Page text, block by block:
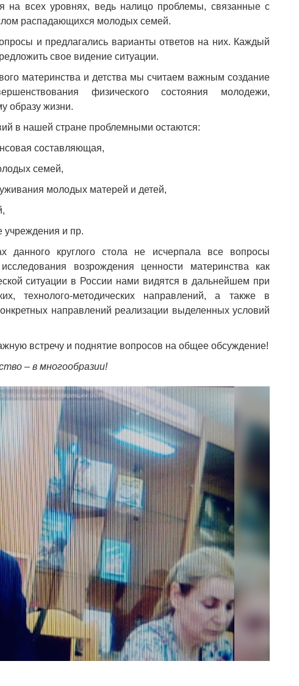
на всех уровнях, ведь налицо проблемы, связанные с
распадающихся молодых семей.
и предлагались варианты ответов на них. Каждый
свое видение ситуации.
материнства и детства мы считаем важным создание
физического состояния молодежи,
образу жизни.
в нашей стране проблемными остаются:
составляющая,
семей,
молодых матерей и детей,
и пр.
данного круглого стола не исчерпала все вопросы
возрождения ценности материнства как
ситуации в России нами видятся в дальнейшем при
технолого-методических направлений, а также в
направлений реализации выделенных условий
встречу и поднятие вопросов на общее обсуждение!
– в многообразии!